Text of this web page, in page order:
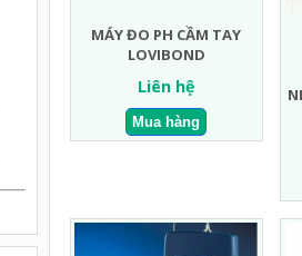
MÁY ĐO PH CẦM TAY
LOVIBOND
Liên hệ